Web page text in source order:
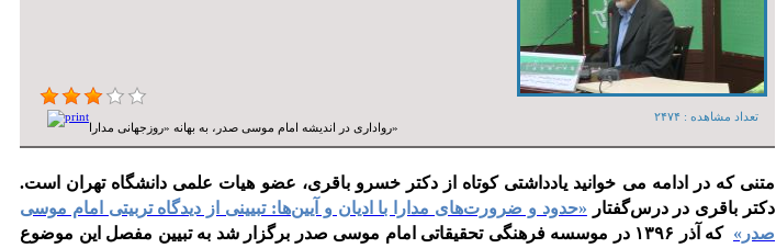
تعداد مشاهده :‌ ۲۴۷۴
رواداری در اندیشه امام موسی صدر، به بهانه «روزجهانی مدارا»
متنی که در ادامه می خوانید یادداشتی کوتاه از دکتر خسرو باقری، عضو هیات علمی دانشگاه تهران است.
دکتر باقری در درس‌گفتار «حدود و ضرورت‌های مدارا با ادیان و آیین‌ها: تبیینی از دیدگاه تربیتی امام موسی
صدر»
که آذر ۱۳۹۶ در موسسه فرهنگی تحقیقاتی امام موسی صدر برگزار شد به تبیین مفصل این موضوع